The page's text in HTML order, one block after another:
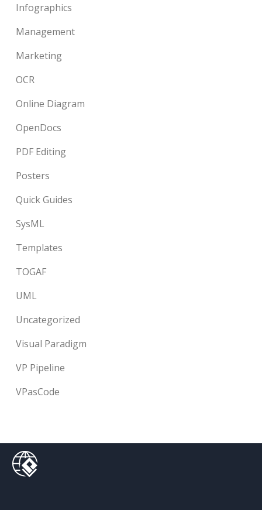
Infographics
Management
Marketing
OCR
Online Diagram
OpenDocs
PDF Editing
Posters
Quick Guides
SysML
Templates
TOGAF
UML
Uncategorized
Visual Paradigm
VP Pipeline
VPasCode